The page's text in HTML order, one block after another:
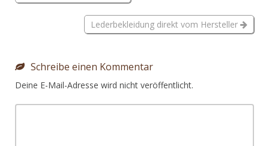
Lederbekleidung direkt vom Hersteller
Schreibe einen Kommentar
Deine E-Mail-Adresse wird nicht veröffentlicht.